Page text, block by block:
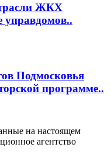
ЖКХ
управдомов..
Подмосковья
программе..
на настоящем
агентство